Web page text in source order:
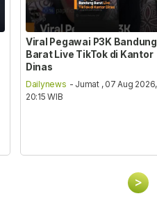
Viral Pegawai P3K Bandung
Barat Live TikTok di Kantor
Dinas
Dailynews - Jumat , 07 Aug 2026,
20:15 WIB
>